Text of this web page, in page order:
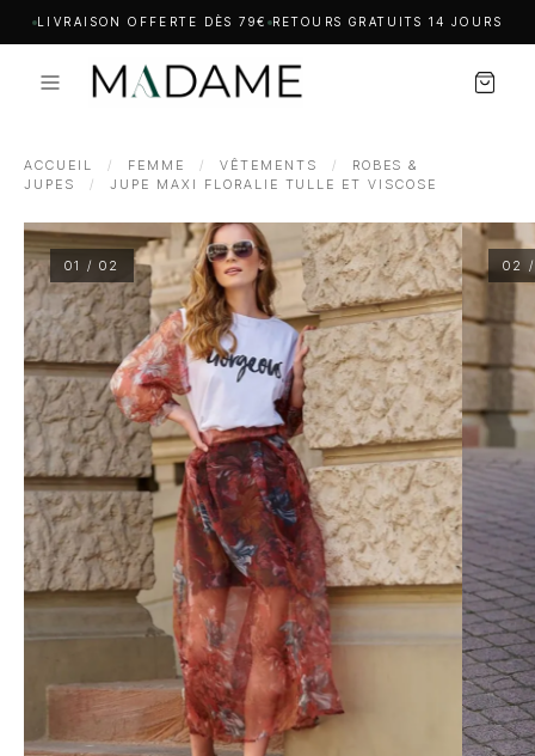
LIVRAISON OFFERTE DÈS 79€ RETOURS GRATUITS 14 JOURS
ACCUEIL / FEMME / VÊTEMENTS /
ROBES &
JUPES
/ JUPE MAXI FLORALIE TULLE ET VISCOSE
01 / 02 02